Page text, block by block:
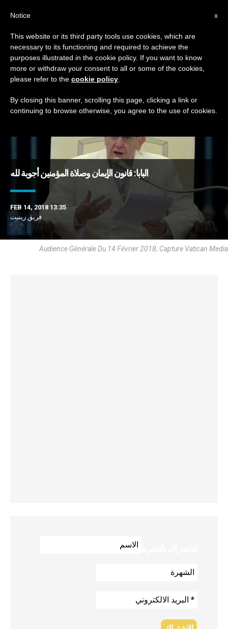
TAG
Posts Tagged ‘النوايا’
DERNIÈRES NOUVELLES
البابا: قانون الإيمان وصلاة المؤمنين أجوبة لله
FEB 14, 2018 13:35
فريق زينيت
Audience Générale Du 14 Février 2018, Capture Vatican Media
x
Notice
This website or its third party tools use cookies, which are
necessary to its functioning and required to achieve the
purposes illustrated in the cookie policy. If you want to know
more or withdraw your consent to all or some of the cookies,
please refer to the cookie policy
By closing this banner, scrolling this page, clicking a link or
continuing to browse otherwise, you agree to the use of cookies.